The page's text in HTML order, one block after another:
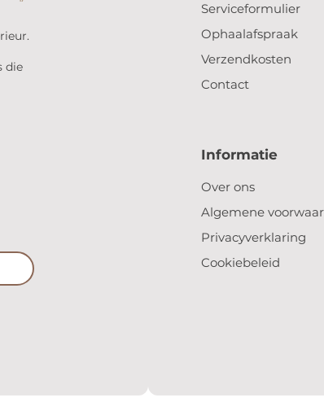
die
Serviceformulier
Ophaalafspraak
Verzendkosten
Contact
Informatie
Over ons
Algemene
Privacyverklaring
Cookiebeleid